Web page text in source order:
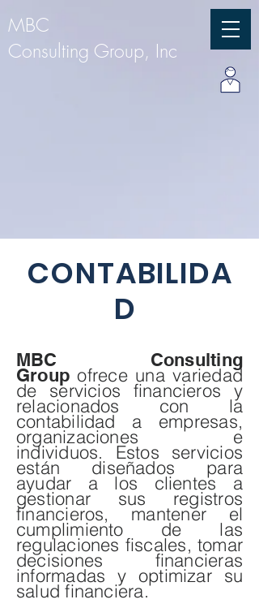
MBC
Consulting Group, Inc
CONTABILIDA
D
MBC Consulting
Groupofrece una variedad
de servicios financieros y
relacionados con la
contabilidad a empresas,
organizaciones e
individuos. Estos servicios
están diseñados para
ayudar a los clientes a
gestionar sus registros
financieros, mantener el
cumplimiento de las
regulaciones fiscales, tomar
decisiones financieras
informadas y optimizar su
salud financiera.